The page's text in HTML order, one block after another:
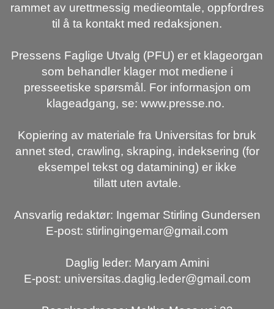
rammet av urettmessig medieomtale, oppfordres
til å ta kontakt med redaksjonen.
Pressens Faglige Utvalg (PFU) er et klageorgan
som behandler klager mot mediene i
presseetiske spørsmål. For informasjon om
klageadgang, se: www.presse.no.
Kopiering av materiale fra Universitas for bruk
annet sted, crawling, skraping, indeksering (for
eksempel tekst og datamining) er ikke
tillatt uten avtale.
Ansvarlig redaktør: Ingemar Stirling Gundersen
E-post: stirlingingemar@gmail.com
Daglig leder: Maryam Amini
E-post: universitas.daglig.leder@gmail.com